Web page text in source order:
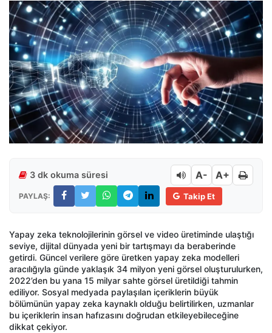
3 dk okuma süresi A- A+
PAYLAŞ: Takip Et
Yapay zeka teknolojilerinin görsel ve video üretiminde ulaştığı
seviye, dijital dünyada yeni bir tartışmayı da beraberinde
getirdi. Güncel verilere göre üretken yapay zeka modelleri
aracılığıyla günde yaklaşık 34 milyon yeni görsel oluşturulurken,
2022’den bu yana 15 milyar sahte görsel üretildiği tahmin
ediliyor. Sosyal medyada paylaşılan içeriklerin büyük
bölümünün yapay zeka kaynaklı olduğu belirtilirken, uzmanlar
bu içeriklerin insan hafızasını doğrudan etkileyebileceğine
dikkat çekiyor.